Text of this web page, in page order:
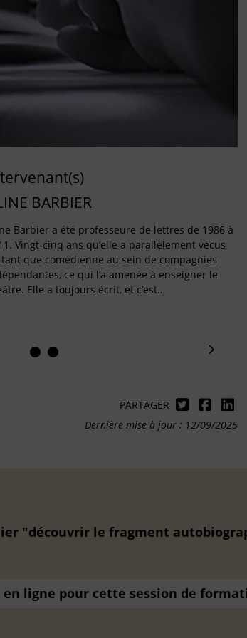
BARBIER
Barbier a été professeure de lettres de 1986 à
Vingt-cinq ans qu’elle a parallèlement vécus
que comédienne au sein de compagnies
ce qui l’a amenée à enseigner le
Elle a toujours écrit, et c’est…
PARTAGER
Dernière mise à jour : 12/09/2025
"découvrir le fragment
ligne pour cette session de